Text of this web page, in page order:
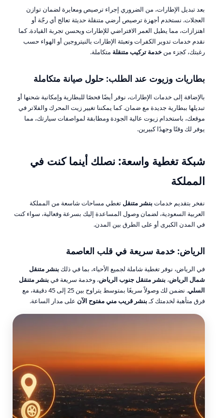
بعد تبديل الإطارات، من الضروري إجراء ترصيص ومعايرة لضمان توازن
العجلات. نستخدم أجهزة ترصيص أرضي متنقلة حديثة تعالج أي رجّة أو
اهتزازات، مما يطيل العمر الافتراضي للإطارات ويحسن تجربة القيادة. كما
نقدم خدمات تدوير الكفرات وتعبئة الإطارات بالنيتروجين أو الهواء حسب
رغبتك، كجزء منخدمة تركيب متنقلة متكاملة.
بطاريات وزيوت عند الطلب: حلول صيانة متكاملة
بالإضافة إلى خدمات الإطارات، نوفر أيضًا فحصًا للبطارية وإمكانية شحنها أو
تبديلها ببطارية جديدة مع ضمان. كما يمكننا تغيير زيت المحرك والفلاتر في
موقعك، باستخدام زيوت عالية الجودة ومطابقة لمواصفات سيارتك، مما
يوفر لك وقتًا وجهدًا كبيرين.
شبكة تغطية واسعة: نصلك أينما كنت في
المملكة
نفخر بتقديم خدمات بنشر متنقل تغطي مساحات شاسعة من المملكة
العربية السعودية، لضمان وصول المساعدة إليك بسرعة وفعالية، سواء كنت
في المدن الكبرى أو على الطرق بين المدن.
الرياض: خدمة سريعة في قلب العاصمة
في الرياض، نوفر تغطية شاملة لجميع الأحياء، بما في ذلك بنشر متنقل
شمال الرياض، بنشر متنقل جنوب الرياض، وخدمة سريعة في بنشر متنقل
السلي
. نضمن لك وصولاً سريعًا بمتوسط يتراوح بين 25 إلى 45 دقيقة، مع
فرق متأهبة لخدمتك كـبنشر قريب مني مفتوح الآن على مدار الساعة.